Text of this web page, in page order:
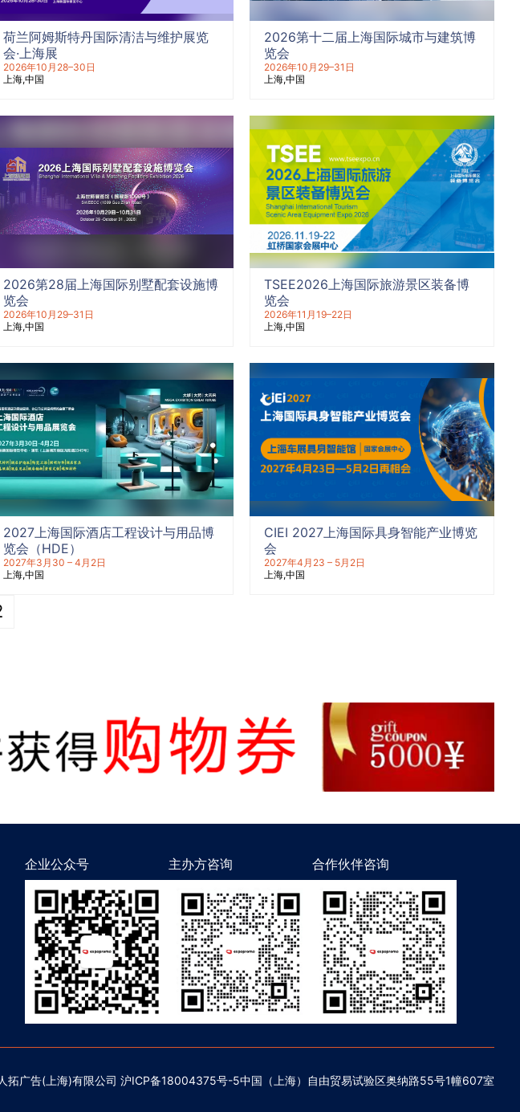
荷兰阿姆斯特丹国际清洁与维护展览
会·上海展
2026年10月28–30日
上海 中国
2026第十二届上海国际城市与建筑博
览会
2026年10月29–31日
上海 中国
2026第28届上海国际别墅配套设施博
览会
2026年10月29–31日
上海 中国
TSEE2026上海国际旅游景区装备博
览会
2026年11月19–22日
上海 中国
2027上海国际酒店工程设计与用品博
览会（HDE）
2027年3月30 – 4月2日
上海 中国
CIEI 2027上海国际具身智能产业博览
会
2027年4月23 – 5月2日
上海 中国
企业公众号 主办方咨询 合作伙伴咨询
拓广告(上海)有限公司 沪ICP备18004375号-5中国（上海）自由贸易试验区奥纳路55号1幢607室